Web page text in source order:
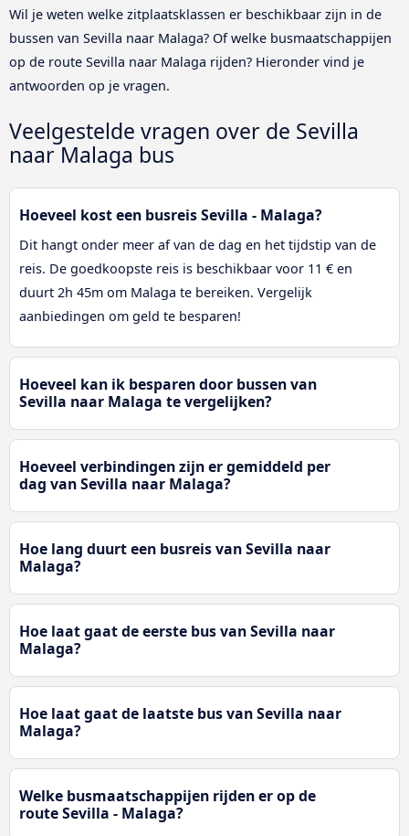
Wil je weten welke zitplaatsklassen er beschikbaar zijn in de
bussen van Sevilla naar Malaga? Of welke busmaatschappijen
op de route Sevilla naar Malaga rijden? Hieronder vind je
antwoorden op je vragen.
Veelgestelde vragen over de Sevilla
naar Malaga bus
Hoeveel kost een busreis Sevilla - Malaga?
Dit hangt onder meer af van de dag en het tijdstip van de
reis. De goedkoopste reis is beschikbaar voor 11 € en
duurt 2h 45m om Malaga te bereiken. Vergelijk
aanbiedingen om geld te besparen!
Hoeveel kan ik besparen door bussen van
Sevilla naar Malaga te vergelijken?
Hoeveel verbindingen zijn er gemiddeld per
dag van Sevilla naar Malaga?
Hoe lang duurt een busreis van Sevilla naar
Malaga?
Hoe laat gaat de eerste bus van Sevilla naar
Malaga?
Hoe laat gaat de laatste bus van Sevilla naar
Malaga?
Welke busmaatschappijen rijden er op de
route Sevilla - Malaga?